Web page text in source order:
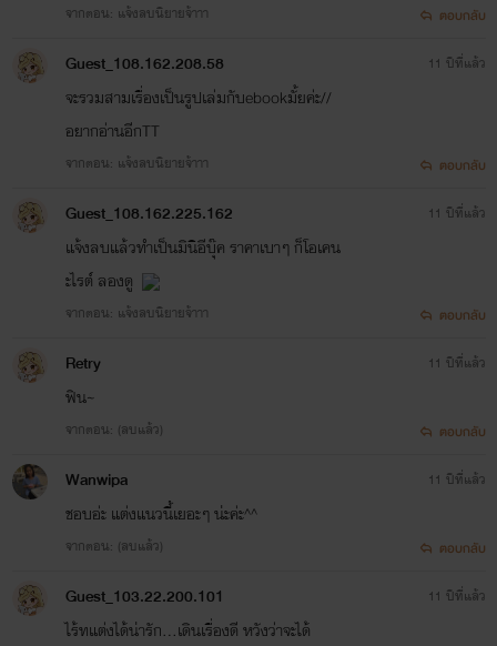
จากตอน: แจ้งลบนิยายจ้าาา ตอบกลับ
Guest_108.162.208.58
จะรวมสามเรื่องเป็นรูปเล่มกับebookมั้ยค่ะ//
อยากอ่านอีกTT
จากตอน: แจ้งลบนิยายจ้าาา
11 ปีที่แล้ว
ตอบกลับ
Guest_108.162.225.162
แจ้งลบแล้วทำเป็นมินิอีบุ๊ค ราคาเบาๆ ก็โอเคน
ะไรต์ ลองดู
จากตอน: แจ้งลบนิยายจ้าาา
11 ปีที่แล้ว
ตอบกลับ
Retry
ฟิน~
จากตอน: (ลบแล้ว)
11 ปีที่แล้ว
ตอบกลับ
Wanwipa
ชอบอ่ะ แต่งแนวนี้เยอะๆ น่ะค่ะ^^
จากตอน: (ลบแล้ว)
11 ปีที่แล้ว
ตอบกลับ
Guest_103.22.200.101
ไร้ทแต่งได้น่ารัก...เดินเรื่องดี หวังว่าจะได้
11 ปีที่แล้ว